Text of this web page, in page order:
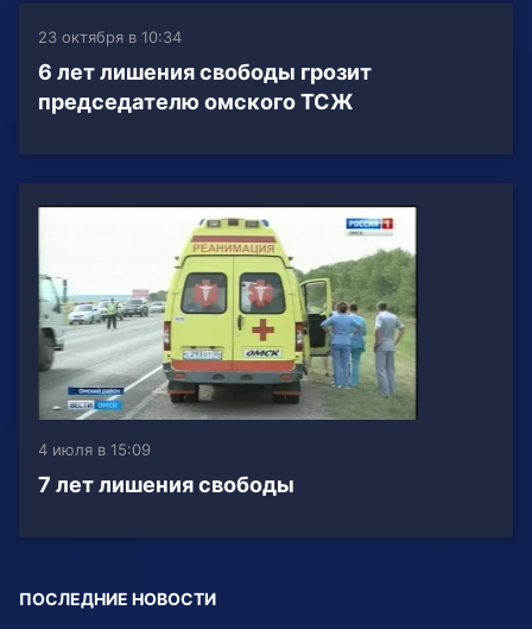
23 октября в 10:34
6 лет лишения свободы грозит
председателю омского ТСЖ
4 июля в 15:09
7 лет лишения свободы
ПОСЛЕДНИЕ НОВОСТИ